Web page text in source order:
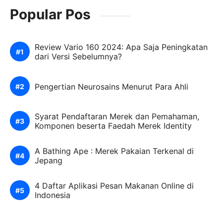
Popular Pos
Review Vario 160 2024: Apa Saja Peningkatan
dari Versi Sebelumnya?
Pengertian Neurosains Menurut Para Ahli
Syarat Pendaftaran Merek dan Pemahaman,
Komponen beserta Faedah Merek Identity
A Bathing Ape : Merek Pakaian Terkenal di
Jepang
4 Daftar Aplikasi Pesan Makanan Online di
Indonesia